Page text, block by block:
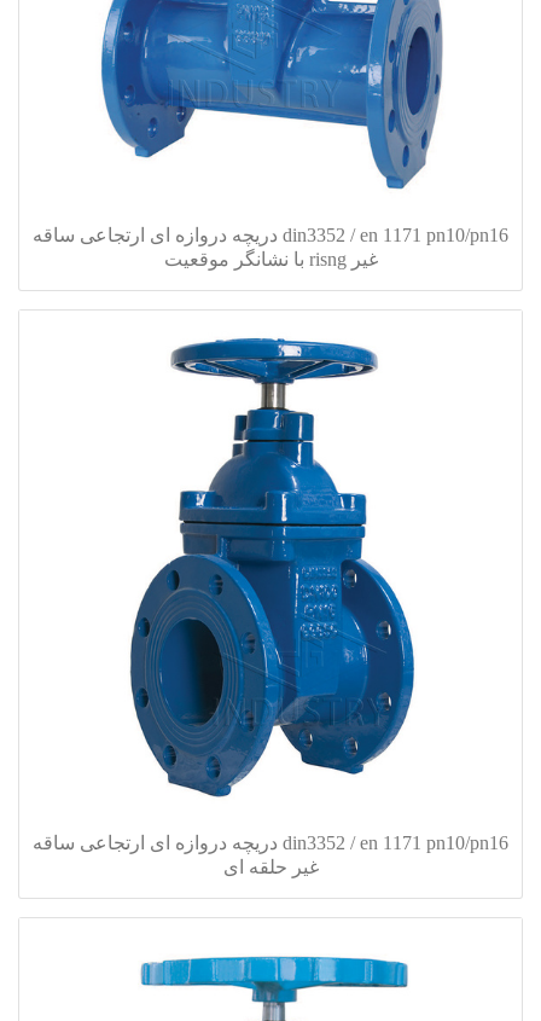
din3352 / en 1171 pn10/pn16 دریچه دروازه ای ارتجاعی ساقه
غیر risng با نشانگر موقعیت
din3352 / en 1171 pn10/pn16 دریچه دروازه ای ارتجاعی ساقه
غیر حلقه ای